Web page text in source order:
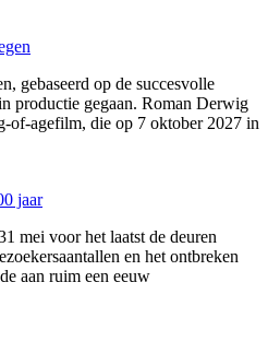
gebaseerd op de succesvolle
productie gegaan. Roman Derwig
of-agefilm, die op 7 oktober 2027 in
jaar
mei voor het laatst de deuren
en het ontbreken
aan ruim een eeuw